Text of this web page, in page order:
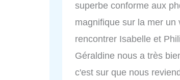
superbe conforme aux
magnifique sur la mer
rencontrer Isabelle et
Géraldine nous a très
c'est sur que nous